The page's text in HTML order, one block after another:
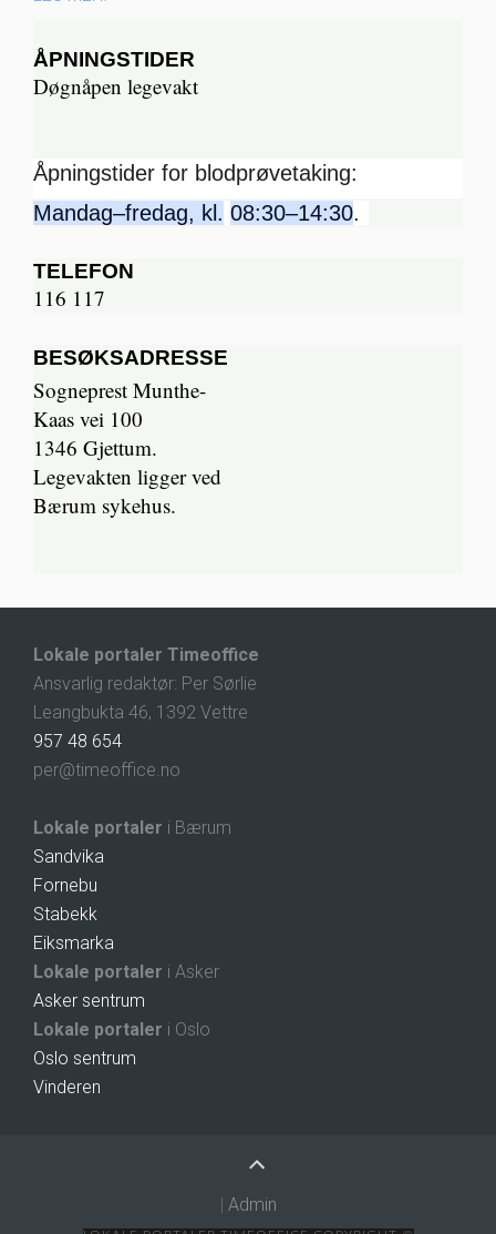
ÅPNINGSTIDER
Døgnåpen legevakt
Åpningstider for blodprøvetaking:
Mandag–fredag, kl. 08:30–14:30.
TELEFON
116 117
BESØKSADRESSE
Sogneprest Munthe-
Kaas vei 100
1346 Gjettum.
Legevakten ligger ved
Bærum sykehus.
Lokale portaler Timeoffice
Ansvarlig redaktør: Per Sørlie
Leangbukta 46, 1392 Vettre
957 48 654
per@timeoffice.no
Lokale portaler i Bærum
Sandvika
Fornebu
Stabekk
Eiksmarka
Lokale portaler i Asker
Asker sentrum
Lokale portaler i Oslo
Oslo sentrum
Vinderen
Admin